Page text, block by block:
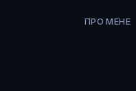
ПРО МЕНЕ